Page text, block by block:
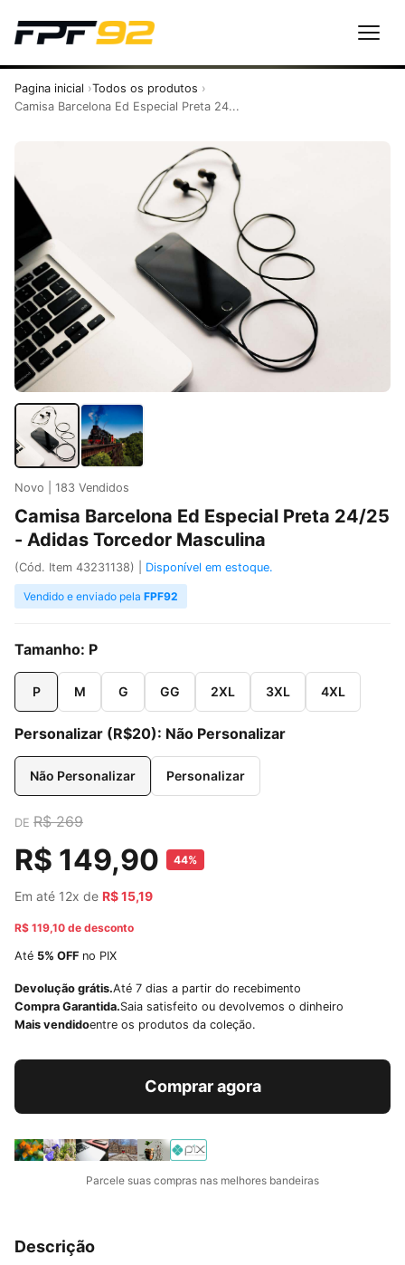
Pagina inicial
Todos os produtos
Camisa Barcelona Ed Especial Preta 24...
Novo | 183 Vendidos
Camisa Barcelona Ed Especial Preta 24/25
- Adidas Torcedor Masculina
(Cód. Item 43231138) | Disponível em estoque.
Vendido e enviado pela FPF92
Tamanho: P
P M G GG 2XL 3XL 4XL
Personalizar (R$20): Não Personalizar
Não Personalizar Personalizar
DE R$ 269
R$ 149,90 44%
Em até 12x de R$ 15,19
R$ 119,10 de desconto
Até 5% OFF no PIX
Devolução grátis.Até 7 dias a partir do recebimento
Compra Garantida.Saia satisfeito ou devolvemos o dinheiro
Mais vendidoentre os produtos da coleção.
Comprar agora
Parcele suas compras nas melhores bandeiras
Descrição